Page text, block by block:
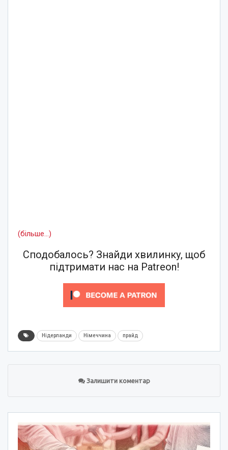
(більше…)
Сподобалось? Знайди хвилинку, щоб
підтримати нас на Patreon!
Нідерланди Німеччина прайд
Залишити коментар